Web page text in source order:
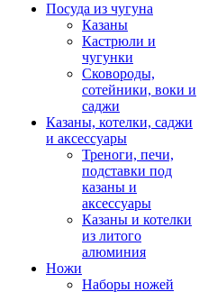
Посуда из чугуна
Казаны
Кастрюли и
чугунки
Сковороды,
сотейники, воки и
саджи
Казаны, котелки, саджи
и аксессуары
Треноги, печи,
подставки под
казаны и
аксессуары
Казаны и котелки
из литого
алюминия
Ножи
Наборы ножей